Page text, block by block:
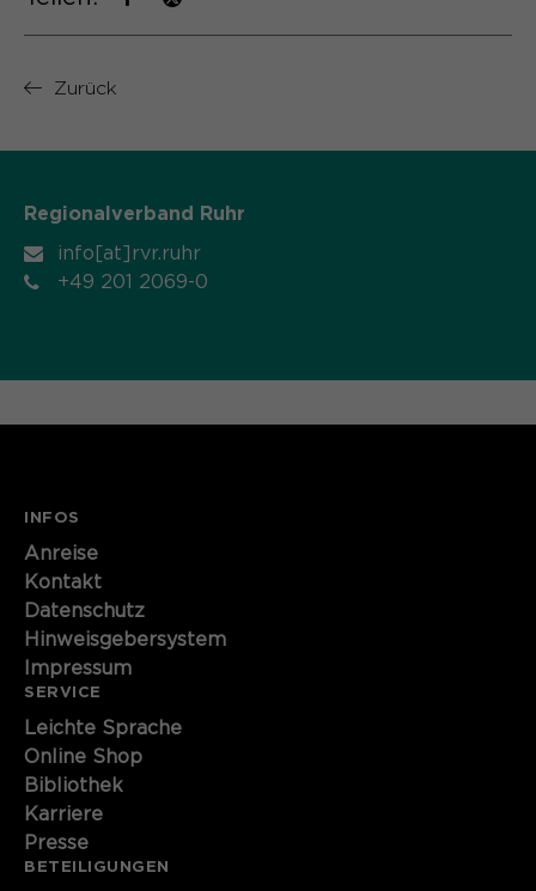
diese zu verwalten.
Name
Speichert den Zustimmungsstatus des
Name
Anbieter
Zweck
personenbezogene Daten.
Zurück
Regionalverband Ruhr
info[at]rvr.ruhr
+49 201 2069-0
INFOS
Anreise
Kontakt
Datenschutz
Hinweisgebersystem
Impressum
SERVICE
Leichte Sprache
Online Shop
Bibliothek
Karriere
Presse
BETEILIGUNGEN